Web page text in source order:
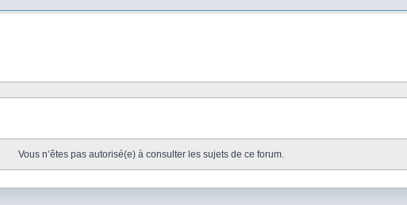
Vous n’êtes pas autorisé(e) à consulter les sujets de ce forum.